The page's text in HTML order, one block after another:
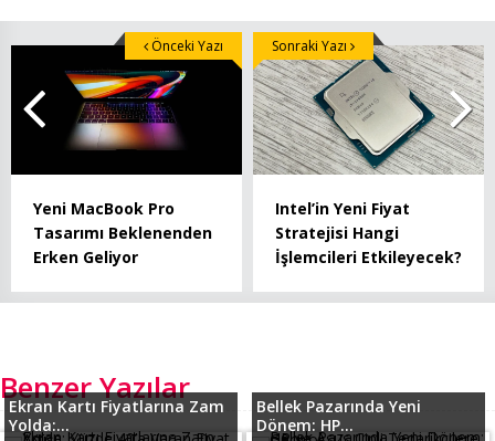
Yeni MacBook Pro
Tasarımı Beklenenden
Erken Geliyor
Önceki Yazı
Intel’in Yeni Fiyat
Stratejisi Hangi
İşlemcileri Etkileyecek?
Sonraki Yazı
Benzer Yazılar
Ekran Kartı Fiyatlarına Zam
Yolda:...
Bellek Pazarında Yeni
Dönem: HP...